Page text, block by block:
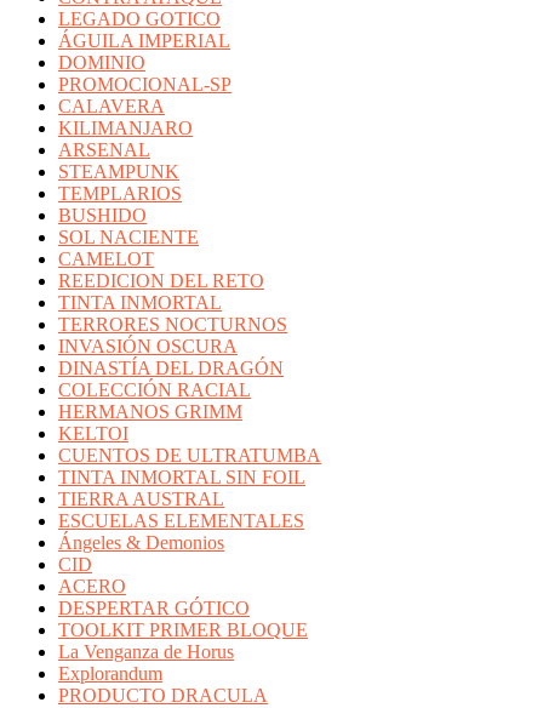
LEGADO GOTICO
ÁGUILA IMPERIAL
DOMINIO
PROMOCIONAL-SP
CALAVERA
KILIMANJARO
ARSENAL
STEAMPUNK
TEMPLARIOS
BUSHIDO
SOL NACIENTE
CAMELOT
REEDICION DEL RETO
TINTA INMORTAL
TERRORES NOCTURNOS
INVASIÓN OSCURA
DINASTÍA DEL DRAGÓN
COLECCIÓN RACIAL
HERMANOS GRIMM
KELTOI
CUENTOS DE ULTRATUMBA
TINTA INMORTAL SIN FOIL
TIERRA AUSTRAL
ESCUELAS ELEMENTALES
Ángeles & Demonios
CID
ACERO
DESPERTAR GÓTICO
TOOLKIT PRIMER BLOQUE
La Venganza de Horus
Explorandum
PRODUCTO DRACULA